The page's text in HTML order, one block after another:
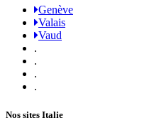
Genève
Valais
Vaud
.
.
.
.
Nos sites Italie